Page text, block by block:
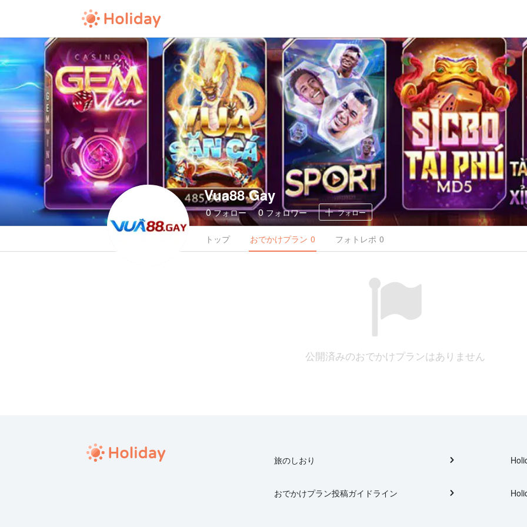
Vua88 Gay
0フォロー 0フォロワー フォロー
トップ おでかけプラン 0 フォトレポ 0
公開済みのおでかけプランはありません
旅のしおり
おでかけプラン投稿ガイドライン